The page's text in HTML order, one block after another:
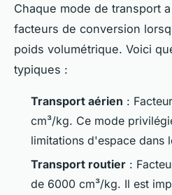
Chaque mode de transport
facteurs de conversion
poids volumétrique. Voici
typiques :
Transport aérien :
cm³/kg. Ce mode
limitations d'espace dans
Transport routier :
de 6000 cm³/kg. Il est